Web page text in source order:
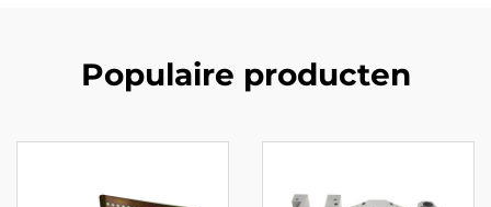
Populaire producten